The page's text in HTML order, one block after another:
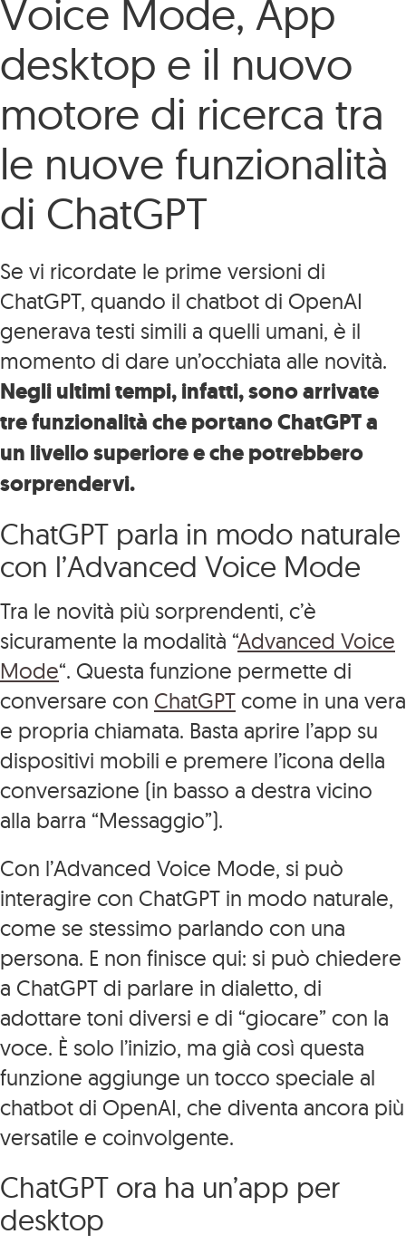
Voice Mode, App
desktop e il nuovo
motore di ricerca tra
le nuove funzionalità
di ChatGPT
Se vi ricordate le prime versioni di
ChatGPT, quando il chatbot di OpenAI
generava testi simili a quelli umani, è il
momento di dare un’occhiata alle novità.
Negli ultimi tempi, infatti, sono arrivate
tre funzionalità che portano ChatGPT a
un livello superiore e che potrebbero
sorprendervi.
ChatGPT parla in modo naturale
con l’Advanced Voice Mode
Tra le novità più sorprendenti, c’è
sicuramente la modalità “Advanced Voice
Mode“. Questa funzione permette di
conversare con ChatGPT come in una vera
e propria chiamata. Basta aprire l’app su
dispositivi mobili e premere l’icona della
conversazione (in basso a destra vicino
alla barra “Messaggio”).
Con l’Advanced Voice Mode, si può
interagire con ChatGPT in modo naturale,
come se stessimo parlando con una
persona. E non finisce qui: si può chiedere
a ChatGPT di parlare in dialetto, di
adottare toni diversi e di “giocare” con la
voce. È solo l’inizio, ma già così questa
funzione aggiunge un tocco speciale al
chatbot di OpenAI, che diventa ancora più
versatile e coinvolgente.
ChatGPT ora ha un’app per
desktop